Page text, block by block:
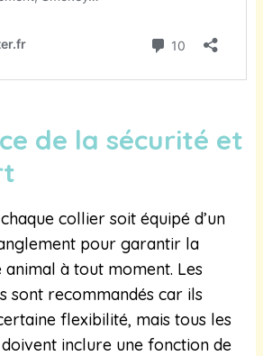
de la sécurité et
collier soit équipé d’un
pour garantir la
à tout moment. Les
sont recommandés car ils
flexibilité, mais tous les
inclure une fonction de